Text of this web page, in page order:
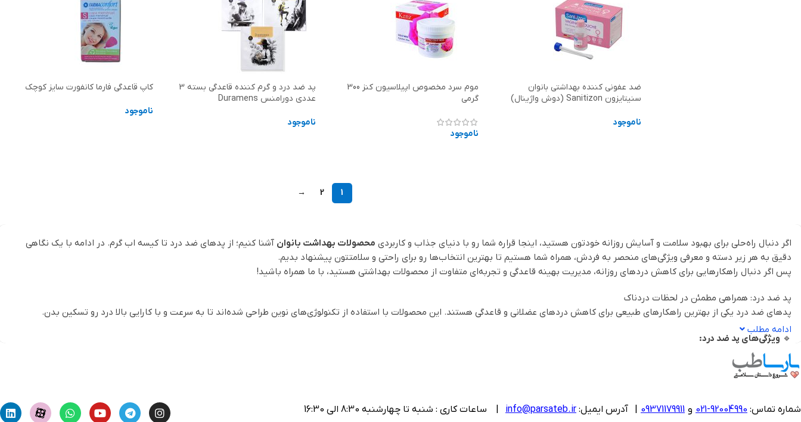
ضد عفونی کننده بهداشتی بانوان
سنیتایزون Sanitizon (دوش واژینال)
ناموجود
موم سرد مخصوص اپیلاسیون کنز 300
گرمی
ناموجود
پد ضد درد و گرم کننده قاعدگی بسته 3
عددی دورامنس Duramens
ناموجود
کاپ قاعدگی فارما کانفورت سایز کوچک
ناموجود
1
2
→
اگر دنبال راه‌حلی برای بهبود سلامت و آسایش روزانه خودتون هستید، اینجا قراره شما رو با دنیای جذاب و کاربردی محصولات بهداشت بانوان آشنا کنیم؛ از پدهای ضد درد تا کیسه اب گرم. در ادامه با یک نگاهی
دقیق به هر زیر دسته و معرفی ویژگی‌های منحصر به فردش، همراه شما هستیم تا بهترین انتخاب‌ها رو برای راحتی و سلامتتون پیشنهاد بدیم.
پس اگر دنبال راهکارهایی برای کاهش دردهای روزانه، مدیریت بهینه قاعدگی و تجربه‌ای متفاوت از محصولات بهداشتی هستید، با ما همراه باشید!
پد ضد درد: همراهی مطمئن در لحظات دردناک
پدهای ضد درد یکی از بهترین راهکارهای طبیعی برای کاهش دردهای عضلانی و قاعدگی هستند. این محصولات با استفاده از تکنولوژی‌های نوین طراحی شده‌اند تا به سرعت و با کارایی بالا درد رو تسکین بدن.
🔹 ویژگی‌های پد ضد درد:
تسکین سریع درد
استفاده آسان و بهداشتی
طراحی ارگونومیک برای راحتی بیشتر
ادامه مطلب
شماره تماس: 92004990-021 و 09371179911 آدرس ایمیل: info@parsateb.ir | ساعات کاری : شنبه تا چهارشنبه 8:30 الی 16:30